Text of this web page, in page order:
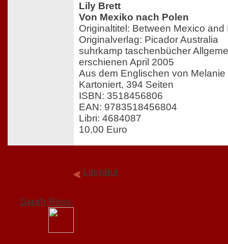
Lily Brett
Von Mexiko nach Polen
Originaltitel: Between Mexico and
Originalverlag: Picador Australia
suhrkamp taschenbücher
erschienen April 2005
Aus dem Englischen von Melanie
Kartoniert, 394 Seiten
ISBN: 3518456806
EAN: 9783518456804
Libri: 4684087
10,00 Euro
Literatur
Sarah Ross